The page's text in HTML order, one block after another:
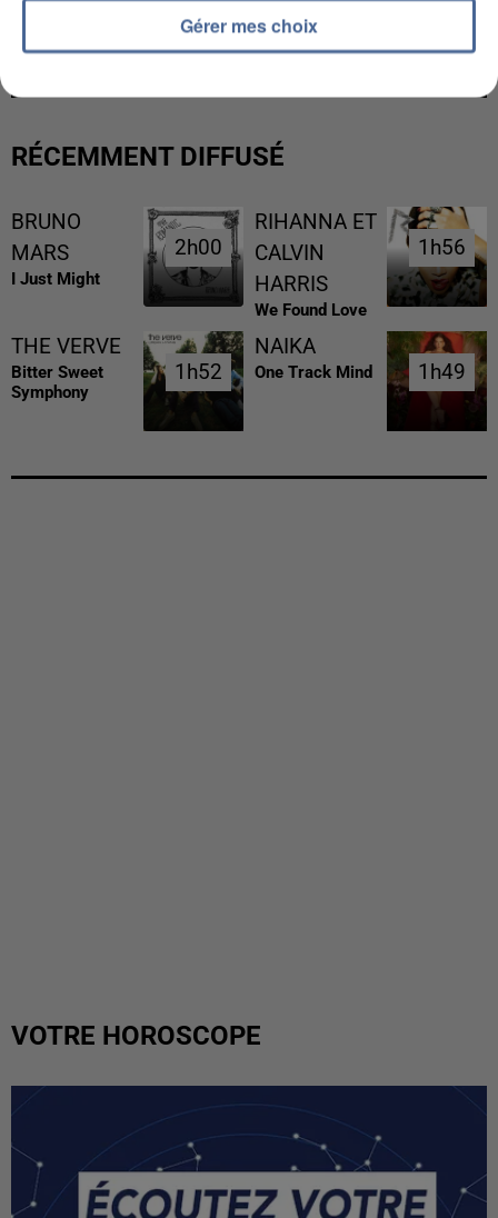
L’UN DES FONDATEURS SUPPOSÉS DE LA DZ
MAFIA INTERPELLÉ EN ALGÉRIE
RÉCEMMENT DIFFUSÉ
BRUNO
MARS
I Just Might
2h00
2h00
RIHANNA ET
CALVIN
HARRIS
We Found Love
1h56
1h56
THE VERVE
Bitter Sweet
Symphony
1h52
1h52
NAIKA
One Track Mind 1h49
1h49
VOTRE HOROSCOPE
Gérer mes choix